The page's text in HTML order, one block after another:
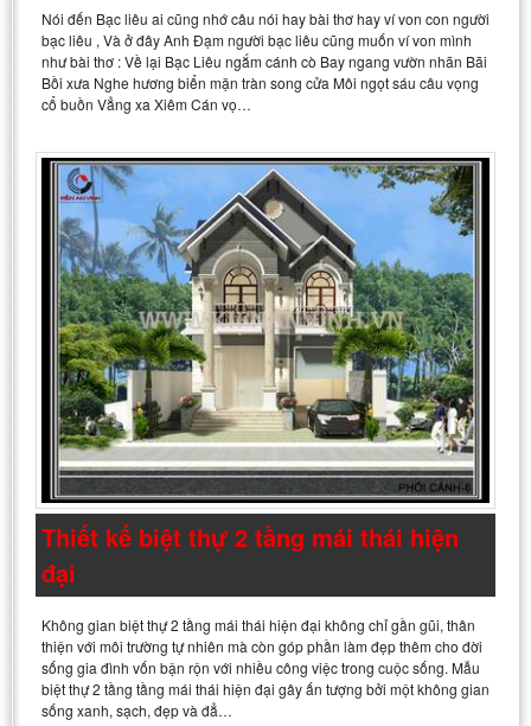
Nói đến Bạc liêu ai cũng nhớ câu nói hay bài thơ hay ví von con người
bạc liêu , Và ở đây Anh Đạm người bạc liêu cũng muốn ví von mình
như bài thơ : Về lại Bạc Liêu ngắm cánh cò Bay ngang vườn nhãn Bãi
Bồi xưa Nghe hương biển mặn tràn song cửa Môi ngọt sáu câu vọng
cổ buồn Vẳng xa Xiêm Cán vọ…
Thiết kế biệt thự 2 tầng mái thái hiện
đại
Không gian biệt thự 2 tầng mái thái hiện đại không chỉ gần gũi, thân
thiện với môi trường tự nhiên mà còn góp phần làm đẹp thêm cho đời
sống gia đình vốn bận rộn với nhiều công việc trong cuộc sống. Mẫu
biệt thự 2 tầng tầng mái thái hiện đại gây ấn tượng bởi một không gian
sống xanh, sạch, đẹp và đẳ…